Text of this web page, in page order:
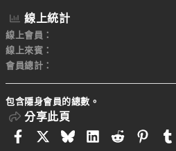
線上統計
線上會員
線上來賓
會員總計
包含隱身會員的總數。
分享此頁
FacebookBlueskyLinkedIn
Reddit